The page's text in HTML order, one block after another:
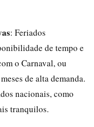
: Feriados
de tempo e
o Carnaval, ou
de alta demanda.
nacionais, como
tranquilos.